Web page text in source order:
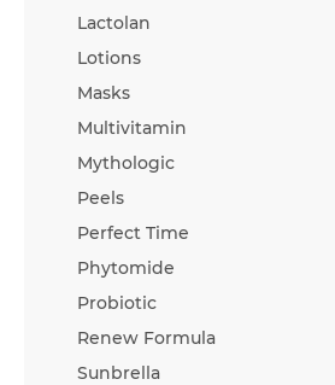
Lactolan
Lotions
Masks
Multivitamin
Mythologic
Peels
Perfect Time
Phytomide
Probiotic
Renew Formula
Sunbrella